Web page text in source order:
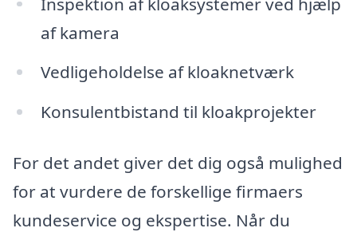
af kamera
Vedligeholdelse af kloaknetværk
Konsulentbistand til kloakprojekter
For det andet giver det dig også mulighed
for at vurdere de forskellige firmaers
kundeservice og ekspertise. Når du